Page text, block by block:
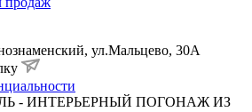
ул.Мальцево, 30А
- ИНТЕРЬЕРНЫЙ ПОГОНАЖ ИЗ